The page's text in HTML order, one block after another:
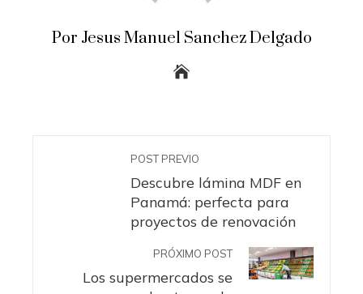
Por Jesus Manuel Sanchez Delgado
POST PREVIO
Descubre lámina MDF en
Panamá: perfecta para
proyectos de renovación
PRÓXIMO POST
Los supermercados se